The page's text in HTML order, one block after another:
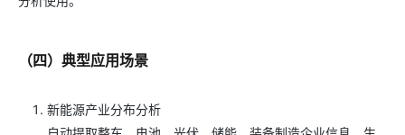
（四）典型应用场景
新能源产业分布分析